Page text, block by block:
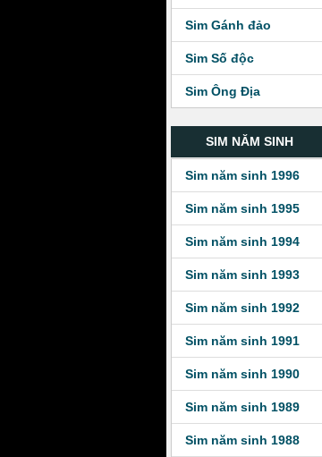
Sim Gánh đảo
Sim Số độc
Sim Ông Địa
SIM NĂM SINH
Sim năm sinh 1996
Sim năm sinh 1995
Sim năm sinh 1994
Sim năm sinh 1993
Sim năm sinh 1992
Sim năm sinh 1991
Sim năm sinh 1990
Sim năm sinh 1989
Sim năm sinh 1988